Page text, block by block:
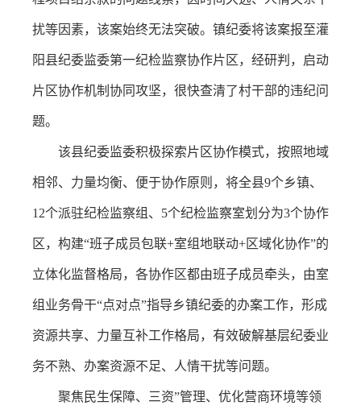
扰等因素，该案始终无法突破。镇纪委将该案报至灌
阳县纪委监委第一纪检监察协作片区，经研判，启动
片区协作机制协同攻坚，很快查清了村干部的违纪问
题。
该县纪委监委积极探索片区协作模式，按照地域
相邻、力量均衡、便于协作原则，将全县9个乡镇、
12个派驻纪检监察组、5个纪检监察室划分为3个协作
区，构建“班子成员包联+室组地联动+区域化协作”的
立体化监督格局，各协作区都由班子成员牵头，由室
组业务骨干“点对点”指导乡镇纪委的办案工作，形成
资源共享、力量互补工作格局，有效破解基层纪委业
务不熟、办案资源不足、人情干扰等问题。
聚焦民生保障、三资”管理、优化营商环境等领